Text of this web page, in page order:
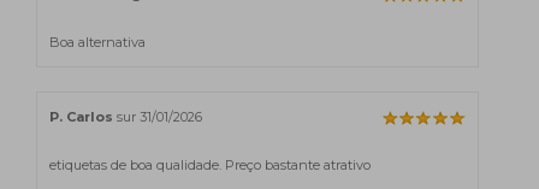
Boa alternativa
P. Carlos sur 31/01/2026
etiquetas de boa qualidade. Preço bastante atrativo